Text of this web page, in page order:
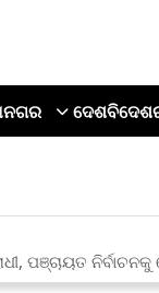
ଦେଶବିଦେଶ
ପଞ୍ଚାୟତ